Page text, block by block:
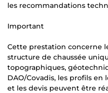
les recommandations
Important
Cette prestation concerne
structure de chaussée
topographiques,
DAO/Covadis, les profils
et les devis peuvent être